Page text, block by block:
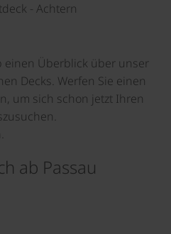
- Achtern
einen Überblick über unser
Decks. Werfen Sie einen
um sich schon jetzt Ihren
ab Passau